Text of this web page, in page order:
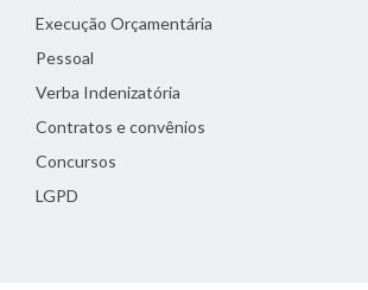
Execução Orçamentária
Pessoal
Verba Indenizatória
Contratos e convênios
Concursos
LGPD